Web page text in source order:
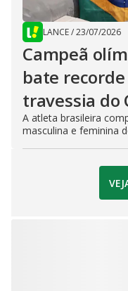
LANCE/23/07/2026
Campeã
bate
travessia do
A atleta brasileira
masculina e feminina